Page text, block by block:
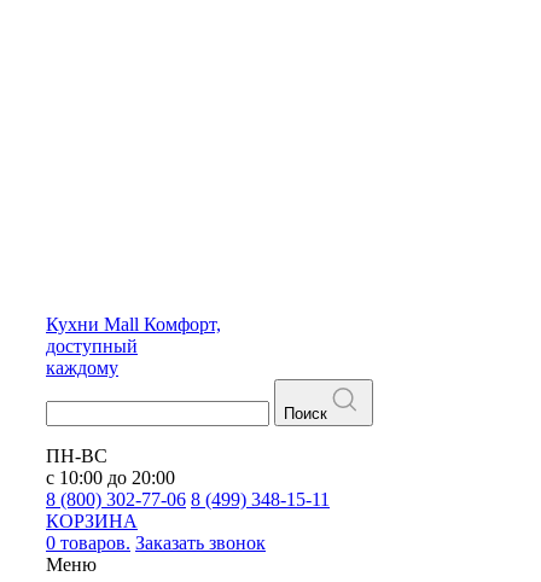
Кухни Mall Комфорт,
доступный
каждому
Поиск
ПН-ВС
с 10:00 до 20:00
8 (800) 302-77-06 8 (499) 348-15-11
КОРЗИНА
0 товаров. Заказать звонок
Меню